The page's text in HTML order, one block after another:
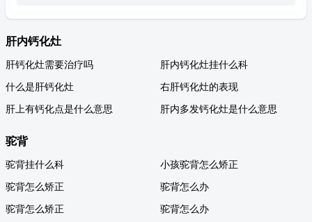
肝内钙化灶
肝钙化灶需要治疗吗
肝内钙化灶挂什么科
什么是肝钙化灶
右肝钙化灶的表现
肝上有钙化点是什么意思
肝内多发钙化灶是什么意思
驼背
驼背挂什么科
小孩驼背怎么矫正
驼背怎么矫正
驼背怎么办
驼背怎么矫正
驼背怎么办